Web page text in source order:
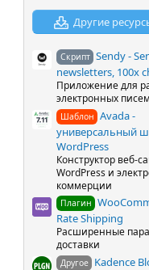
з
д
Другие
Скрипт Sendy -
newsletters, 100x
Приложение для
электронных писем
Шаблон Avada -
универсальный
WordPress
Конструктор веб-
WordPress и
коммерции
Плагин
Rate Shipping
Расширенные
доставки
Другое Kadence